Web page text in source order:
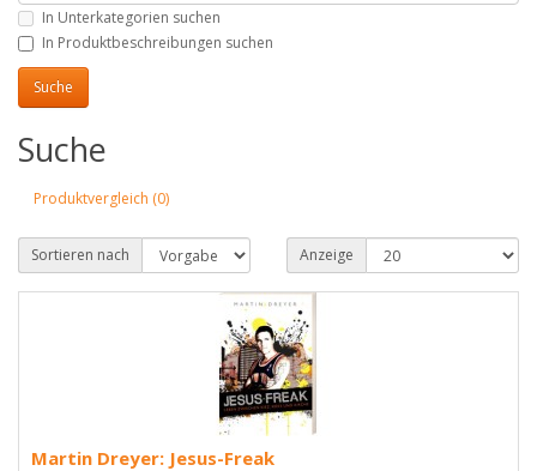
In Unterkategorien suchen
In Produktbeschreibungen suchen
Suche
Produktvergleich (0)
Sortieren nach Anzeige
Martin Dreyer: Jesus-Freak